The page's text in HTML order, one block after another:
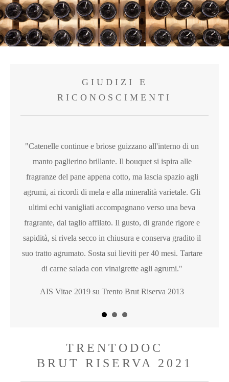
GIUDIZI E
RICONOSCIMENTI
"Catenelle continue e briose guizzano all'interno di un
manto paglierino brillante. Il bouquet si ispira alle
fragranze del pane appena cotto, ma lascia spazio agli
agrumi, ai ricordi di mela e alla mineralità varietale. Gli
ultimi echi vanigliati accompagnano verso una beva
fragrante, dal taglio affilato. Il gusto, di grande rigore e
sapidità, si rivela secco in chiusura e conserva gradito il
suo tratto agrumato. Sosta sui lieviti per 40 mesi. Tartare
di carne salada con vinaigrette agli agrumi."
AIS Vitae 2019 su Trento Brut Riserva 2013
TRENTODOC
BRUT RISERVA 2021